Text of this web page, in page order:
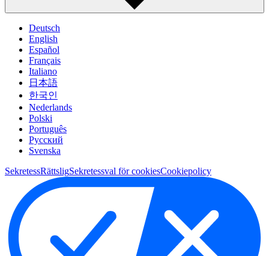
Deutsch
English
Español
Français
Italiano
日本語
한국인
Nederlands
Polski
Português
Pусский
Svenska
SekretessRättsligSekretessval för cookiesCookiepolicy